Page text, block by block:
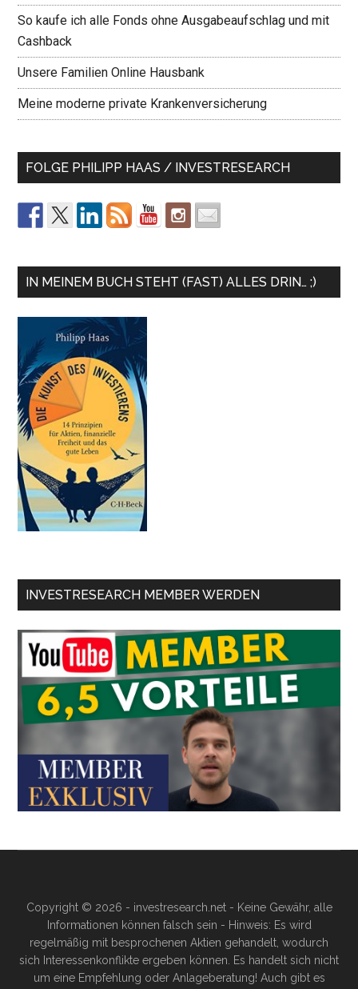
So kaufe ich alle Fonds ohne Ausgabeaufschlag und mit
Cashback
Unsere Familien Online Hausbank
Meine moderne private Krankenversicherung
FOLGE PHILIPP HAAS / INVESTRESEARCH
IN MEINEM BUCH STEHT (FAST) ALLES DRIN… ;)
INVESTRESEARCH MEMBER WERDEN
Copyright © 2026 - investresearch.net - Keine Gewähr, alle
Informationen können falsch sein - Hinweis: Es wird
regelmäßig mit besprochenen Aktien gehandelt, wodurch
sich Interessenkonflikte ergeben können. Es handelt sich nicht
um eine Empfehlung oder Anlageberatung! Auch gibt es